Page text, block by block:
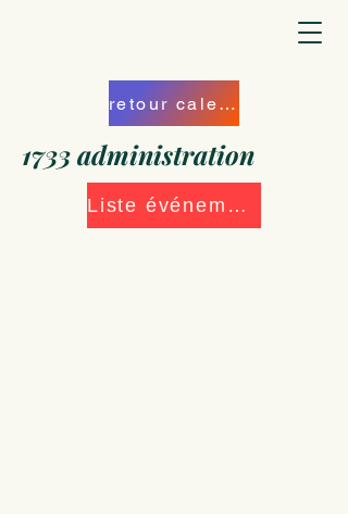
retour calendrier
1733 administration
Liste événements